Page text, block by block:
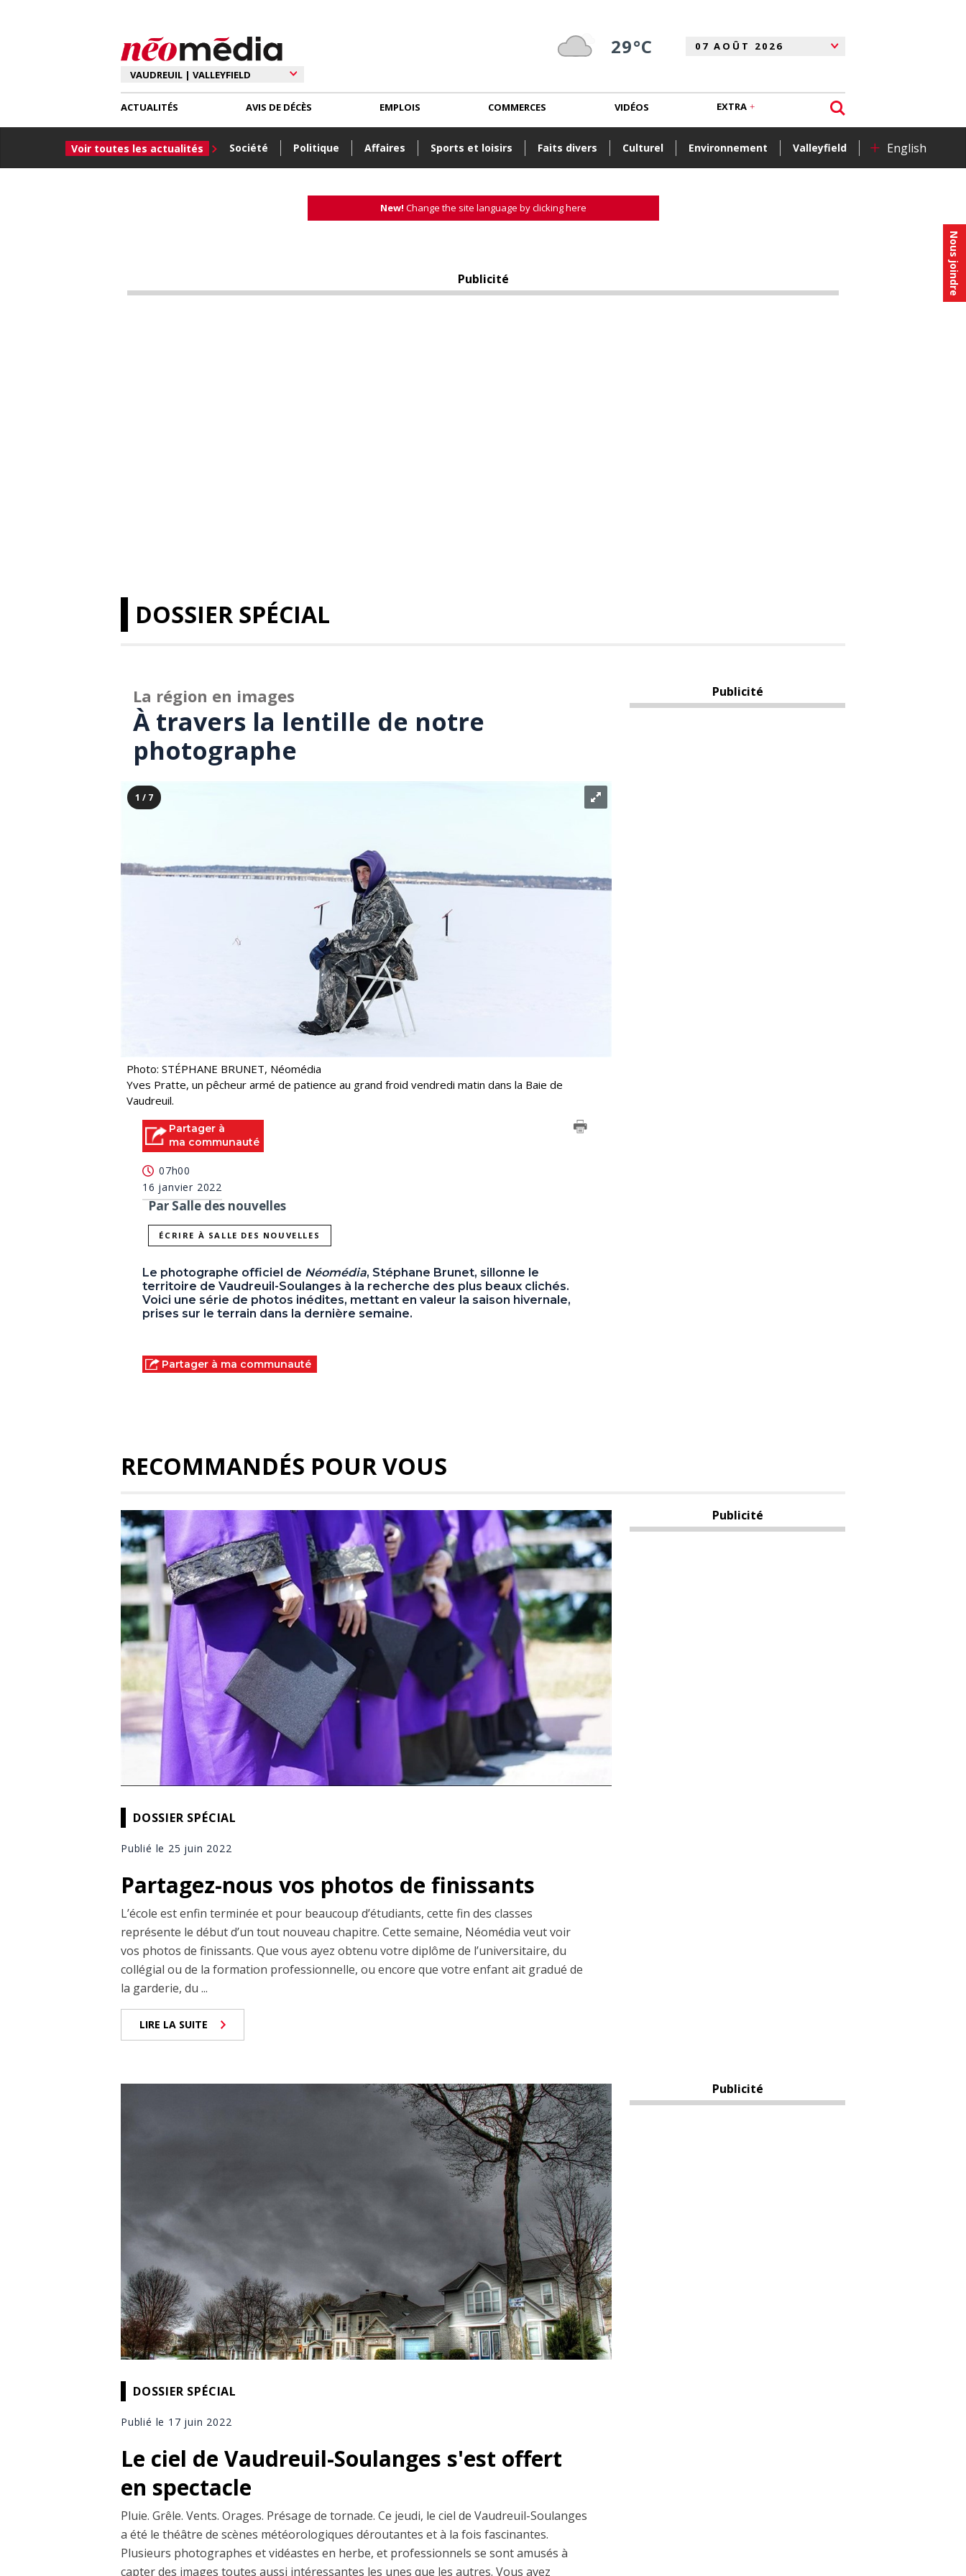
Nous joindre
29°C
ACTUALITÉS
Voir toutes les actualités Société Politique Affaires Sports et loisirs Faits divers Culturel Environnement Valleyfield + English
AVIS DE DÉCÈS EMPLOIS COMMERCES VIDÉOS EXTRA
New! Change the site language by clicking here
Publicité
DOSSIER SPÉCIAL
La région en images
À travers la lentille de notre
photographe
1 / 7
Photo: STÉPHANE BRUNET, Néomédia
Yves Pratte, un pêcheur armé de patience au grand froid vendredi matin dans la Baie de
Vaudreuil.
Partager à
ma communauté
07h00
16 janvier 2022
Par Salle des nouvelles
ÉCRIRE À SALLE DES NOUVELLES
Le photographe officiel de Néomédia, Stéphane Brunet, sillonne le
territoire de Vaudreuil-Soulanges à la recherche des plus beaux clichés.
Voici une série de photos inédites, mettant en valeur la saison hivernale,
prises sur le terrain dans la dernière semaine.
Partager à ma communauté
Publicité
RECOMMANDÉS POUR VOUS
DOSSIER SPÉCIAL
Publié le 25 juin 2022
Partagez-nous vos photos de finissants
L’école est enfin terminée et pour beaucoup d’étudiants, cette fin des classes
représente le début d’un tout nouveau chapitre. Cette semaine, Néomédia veut voir
vos photos de finissants. Que vous ayez obtenu votre diplôme de l’universitaire, du
collégial ou de la formation professionnelle, ou encore que votre enfant ait gradué de
la garderie, du ...
LIRE LA SUITE
Publicité
DOSSIER SPÉCIAL
Publié le 17 juin 2022
Le ciel de Vaudreuil-Soulanges s'est offert
en spectacle
Pluie. Grêle. Vents. Orages. Présage de tornade. Ce jeudi, le ciel de Vaudreuil-Soulanges
a été le théâtre de scènes météorologiques déroutantes et à la fois fascinantes.
Plusieurs photographes et vidéastes en herbe, et professionnels se sont amusés à
capter des images toutes aussi intéressantes les unes que les autres. Vous avez
Publicité